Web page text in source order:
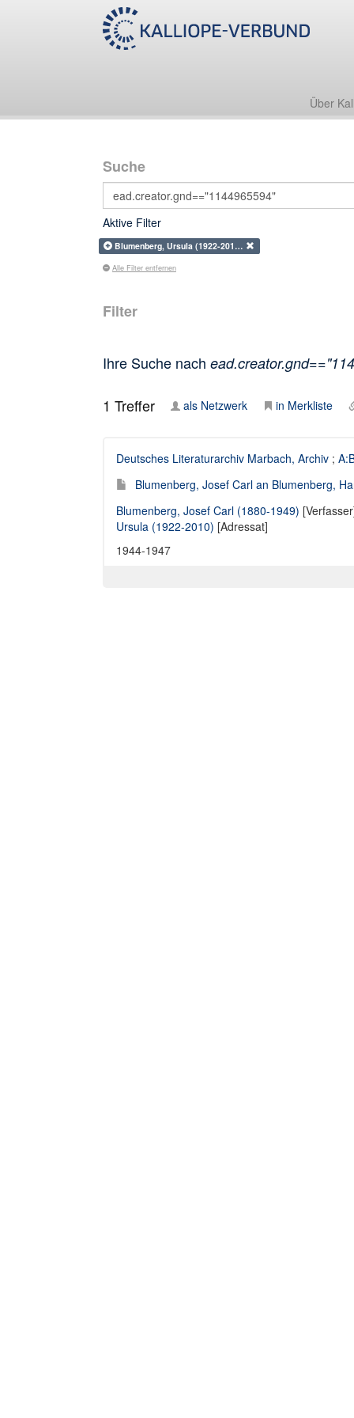
Über
Suche
Aktive Filter
Blumenberg, Ursula (1922-201…
Alle Filter entfernen
Filter
Ihre Suche nach
1 Treffer als Netzwerk in Merkliste
Deutsches Literaturarchiv Marbach, Archiv ;
Blumenberg, Josef Carl an Blumenberg,
Blumenberg, Josef Carl (1880-1949)
Ursula (1922-2010) [Adressat]
1944-1947